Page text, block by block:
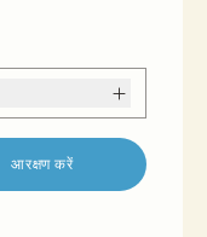
आरक्षण करें